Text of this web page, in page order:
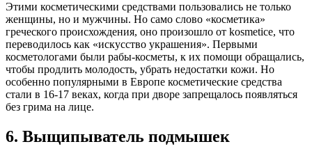
Этими косметическими средствами пользовались не только
женщины, но и мужчины. Но само слово «косметика»
греческого происхождения, оно произошло от kosmetice, что
переводилось как «искусство украшения». Первыми
косметологами были рабы-косметы, к их помощи обращались,
чтобы продлить молодость, убрать недостатки кожи. Но
особенно популярными в Европе косметические средства
стали в 16-17 веках, когда при дворе запрещалось появляться
без грима на лице.
6. Выщипыватель подмышек